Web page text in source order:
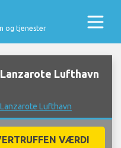
og tjenester
Lufthavn
Lufthavn
VÆRDI